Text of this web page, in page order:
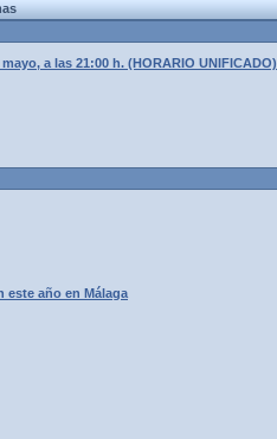
a las 21:00 h. (HORARIO UNIFICADO)
este año en Málaga